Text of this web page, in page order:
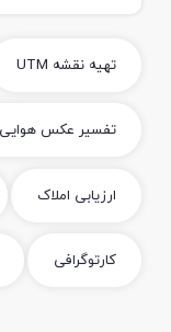
تهیه نقشه UTM
تفسیر عکس هوایی
ارزیابی املاک
کارتوگرافی